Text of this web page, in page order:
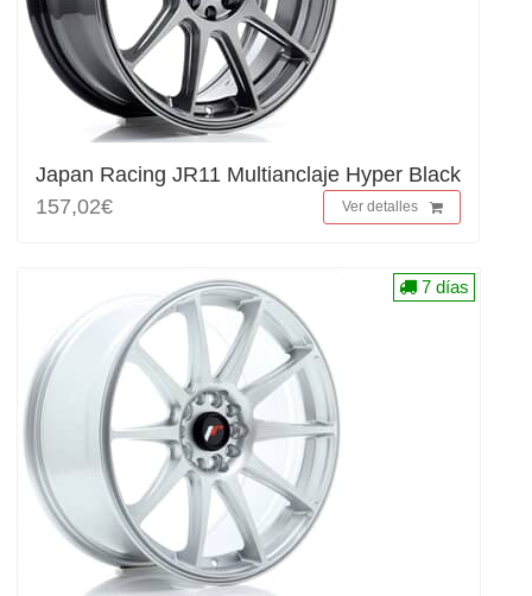
Japan Racing JR11 Multianclaje Hyper Black
157,02€
Ver detalles
7 días